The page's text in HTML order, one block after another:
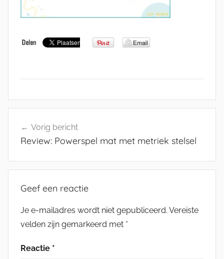
navigatie
Vorig bericht
Review: Powerspel mat met metriek stelsel
Geef een reactie
Je e-mailadres wordt niet gepubliceerd. Vereiste
velden zijn gemarkeerd met *
Reactie *